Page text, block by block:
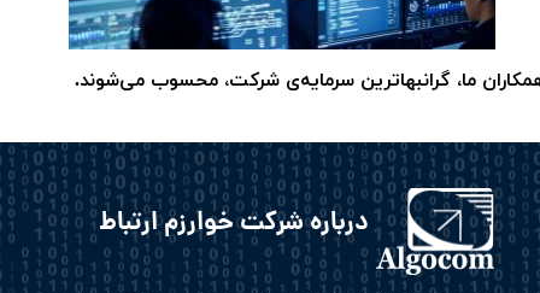
ما، گرانبهاترین سرمایه‌ی شرکت، محسوب می‌شوند.
درباره شرکت خوارزم ارتباط